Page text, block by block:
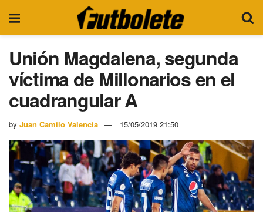
Unión Magdalena, segunda
víctima de Millonarios en el
cuadrangular A
by Juan Camilo Valencia 15/05/2019 21:50